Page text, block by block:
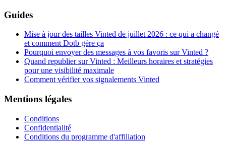
Guides
Mise à jour des tailles Vinted de juillet 2026 : ce qui a changé
et comment Dotb gère ça
Pourquoi envoyer des messages à vos favoris sur Vinted ?
Quand republier sur Vinted : Meilleurs horaires et stratégies
pour une visibilité maximale
Comment vérifier vos signalements Vinted
Mentions légales
Conditions
Confidentialité
Conditions du programme d'affiliation